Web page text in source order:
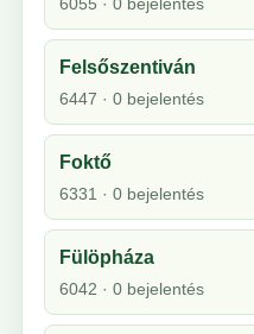
6055 · 0 bejelentés
Felsőszentiván
6447 · 0 bejelentés
Foktő
6331 · 0 bejelentés
Fülöpháza
6042 · 0 bejelentés